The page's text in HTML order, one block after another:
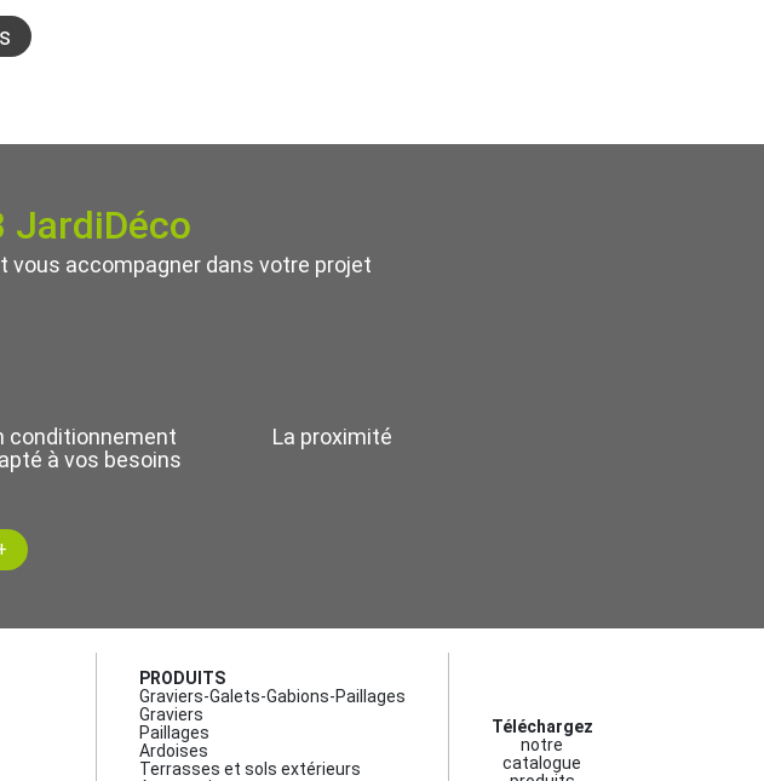
JardiDéco
vous accompagner dans votre projet
conditionnement
à vos besoins
La proximité
PRODUITS
Graviers-Galets-Gabions-Paillages
Graviers
Paillages
Ardoises
Terrasses et sols extérieurs
Téléchargez
notre
catalogue